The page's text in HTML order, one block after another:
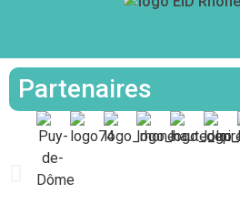
Partenaires